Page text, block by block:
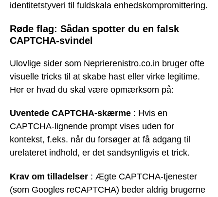
identitetstyveri til fuldskala enhedskompromittering.
Røde flag: Sådan spotter du en falsk
CAPTCHA-svindel
Ulovlige sider som Neprierenistro.co.in bruger ofte
visuelle tricks til at skabe hast eller virke legitime.
Her er hvad du skal være opmærksom på:
Uventede CAPTCHA-skærme : Hvis en
CAPTCHA-lignende prompt vises uden for
kontekst, f.eks. når du forsøger at få adgang til
urelateret indhold, er det sandsynligvis et trick.
Krav om tilladelser : Ægte CAPTCHA-tjenester
(som Googles reCAPTCHA) beder aldrig brugerne